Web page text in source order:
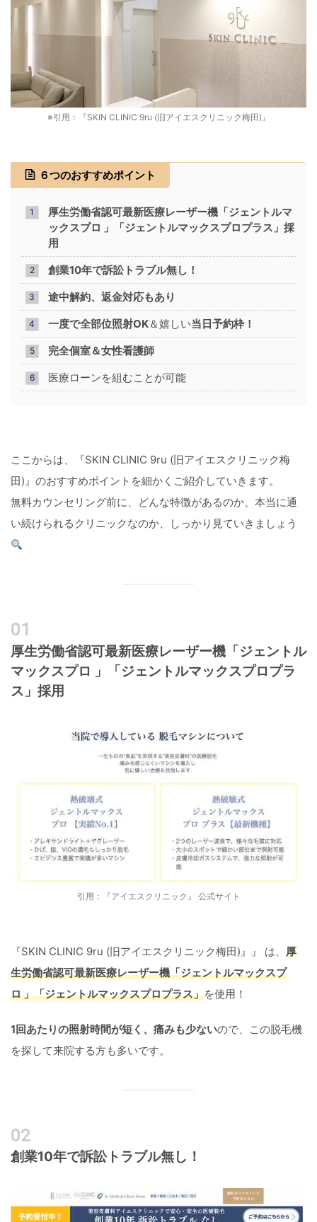
※引用：『SKIN CLINIC 9ru (旧アイエスクリニック梅田)』
６つのおすすめポイント
厚生労働省認可最新医療レーザー機「ジェントルマ
ックスプロ 」「ジェントルマックスプロプラス」 採
用
創業10年で訴訟トラブル無し！
途中解約、返金対応もあり
一度で全部位照射OK＆嬉しい当日予約枠！
完全個室＆女性看護師
医療ローンを組むことが可能
ここからは、『SKIN CLINIC 9ru (旧アイエスクリニック梅
田)』のおすすめポイントを細かくご紹介していきます。
無料カウンセリング前に、どんな特徴があるのか、本当に通
い続けられるクリニックなのか、しっかり見ていきましょう
厚生労働省認可最新医療レーザー機 「ジェントル
マックスプロ 」「ジェントルマックスプロプラ
ス」 採用
引用：『アイエスクリニック』 公式サイト
『SKIN CLINIC 9ru (旧アイエスクリニック梅田)』』 は、 厚
生労働省認可最新医療レーザー機「ジェントルマックスプ
ロ 」「ジェントルマックスプロプラス」を使用！
1回あたりの照射時間が短く、痛みも少ないので、この脱毛機
を探して来院する方も多いです。
創業10年で訴訟トラブル無し！